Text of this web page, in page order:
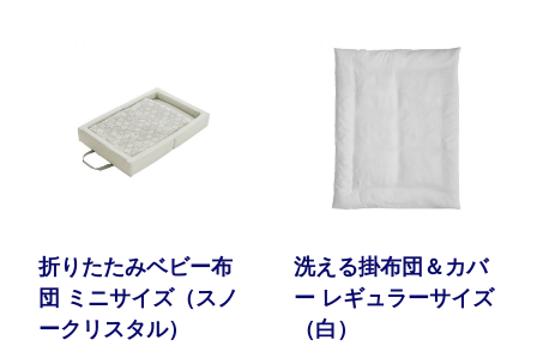
折りたたみベビー布
団 ミニサイズ（スノ
ークリスタル）
洗える掛布団＆カバ
ー レギュラーサイズ
（白）